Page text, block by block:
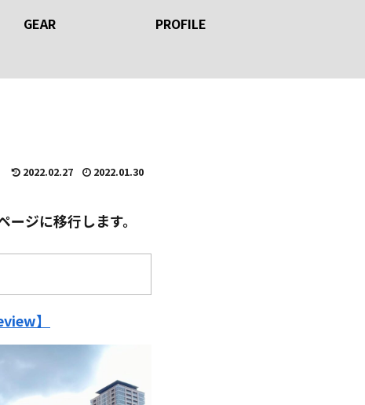
GEAR
PROFILE
2022.02.27 2022.01.30
ジに移行します。
】